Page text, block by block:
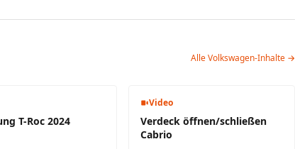
Alle Volkswagen-Inhalte →
T-Roc 2024
Video
Verdeck öffnen/schließen
Cabrio